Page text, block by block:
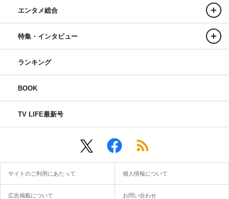
エンタメ総合
特集・インタビュー
ランキング
BOOK
TV LIFE最新号
サイトのご利用にあたって 個人情報について
広告掲載について お問い合わせ